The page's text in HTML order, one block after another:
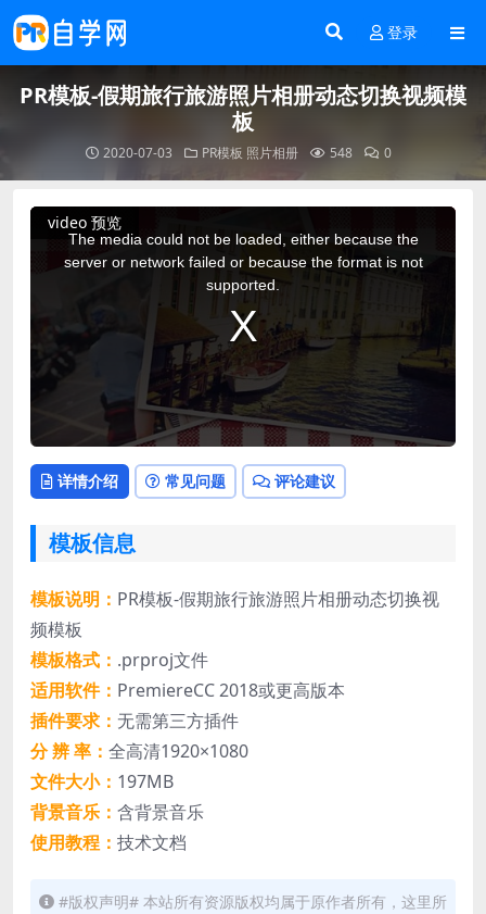
登录
PR模板-假期旅行旅游照片相册动态切换视频模
板
2020-07-03 PR模板 照片相册 548 0
video 预览
This
The media could not be loaded, either because the
server or network failed or because the format is not
supported.
详情介绍 常见问题 评论建议
模板信息
模板说明： PR模板-假期旅行旅游照片相册动态切换视
频模板
模板格式： .prproj文件
适用软件： PremiereCC 2018或更高版本
插件要求： 无需第三方插件
分 辨 率： 全高清1920×1080
文件大小： 197MB
背景音乐： 含背景音乐
使用教程： 技术文档
#版权声明# 本站所有资源版权均属于原作者所有，这里所